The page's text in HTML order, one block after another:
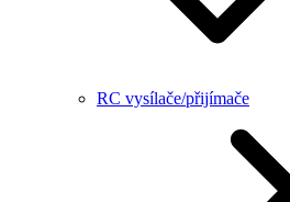
RC vysílače/přijímače